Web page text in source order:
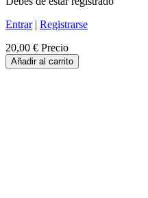
Entrar| Registrarse
20,00 € Precio
Añadir al carrito